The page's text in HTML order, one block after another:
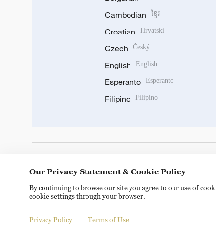
Cambodian ខ្មែរ
Croatian Hrvatski
Czech Český
English English
Esperanto Esperanto
Filipino Filipino
Copyright © 2024 CGTN. 京ICP备20000184号
Our Privacy Statement & Cookie Policy
By continuing to browse our site you agree to our use of
cookie settings through your browser.
Privacy Policy Terms of Use